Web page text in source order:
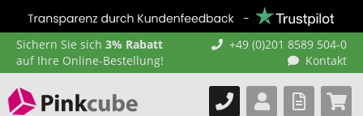
Sichern Sie sich 3% Rabatt
auf Ihre Online-Bestellung!
+49 (0)201 8589 504-0
Kontakt